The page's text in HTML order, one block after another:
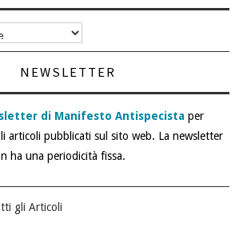
NEWSLETTER
di Manifesto Antispecista per
articoli pubblicati sul sito web. La newsletter
ha una periodicità fissa.
gli Articoli